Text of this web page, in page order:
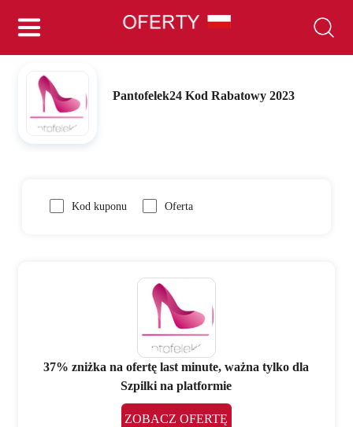
Pantofelek24 Kod Rabatowy 2023
Kod kuponu Oferta
37% zniżka na ofertę last minute, ważna tylko dla
Szpilki na platformie
ZOBACZ OFERTĘ